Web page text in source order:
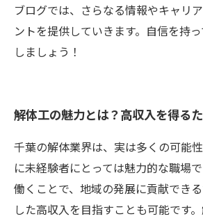
ブログでは、さらなる情報やキャリ
ントを提供していきます。自信を持
しましょう！
解体工の魅力とは？高収入を得る
千葉の解体業界は、実は多くの可能
に未経験者にとっては魅力的な職場
働くことで、地域の発展に貢献でき
した高収入を目指すことも可能です。